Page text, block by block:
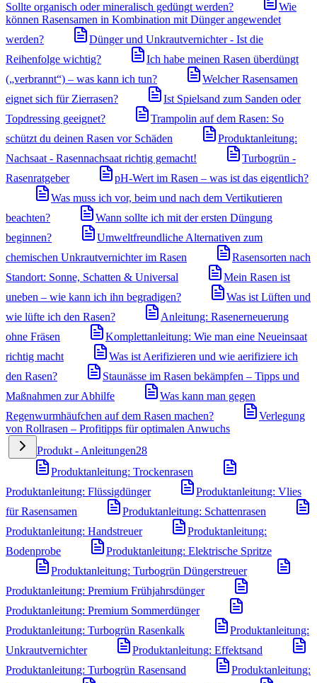
Sollte organisch oder mineralisch gedüngt werden?
Wie
können Rasensamen in Kombination mit Dünger angewendet
werden?
Dünger und Unkrautvernichter - Ist die
Reihenfolge wichtig?
Ich habe meinen Rasen überdüngt
(„verbrannt“) – was kann ich tun?
Welcher Rasensamen
eignet sich für Zierrasen?
Ist Spielsand zum Sanden oder
Topdressing geeignet?
Trampolin auf dem Rasen: So
schützt du deinen Rasen vor Schäden
Produktanleitung:
Nachsaat - Rasennachsaat richtig gemacht!
Turbogrün -
Rasenratgeber
pH-Wert im Rasen – was ist das eigentlich?
Was muss ich vor, beim und nach dem Vertikutieren
beachten?
Wann sollte ich mit der ersten Düngung
beginnen?
Umweltfreundliche Alternativen zum
chemischen Unkrautvernichter im Rasen
Rasensorten nach
Standort: Sonne, Schatten & Universal
Mein Rasen ist
uneben – wie kann ich ihn begradigen?
Was ist Lüften und
wie lüfte ich den Rasen?
Anleitung: Rasenerneuerung
ohne Fräsen
Komplettanleitung: Wie man eine Neueinsaat
richtig macht
Was ist Aerifizieren und wie aerifiziere ich
den Rasen?
Staunässe im Rasen bekämpfen – Tipps und
Maßnahmen zur Abhilfe
Was kann man gegen
Regenwurmhäufchen auf dem Rasen machen?
Verlegung
von Rollrasen – Profitipps für optimalen Anwuchs
Produkt - Anleitungen28
Produktanleitung: Trockenrasen
Produktanleitung: Flüssigdünger
Produktanleitung: Vlies
für Rasensamen
Produktanleitung: Schattenrasen
Produktanleitung: Handstreuer
Produktanleitung:
Bodenprobe
Produktanleitung: Elektrische Spritze
Produktanleitung: Turbogrün Düngerstreuer
Produktanleitung: Premium Frühjahrsdünger
Produktanleitung: Premium Sommerdünger
Produktanleitung: Turbogrün Rasenkalk
Produktanleitung:
Unkrautvernichter
Produktanleitung: Effektsand
Produktanleitung: Turbogrün Rasensand
Produktanleitung: